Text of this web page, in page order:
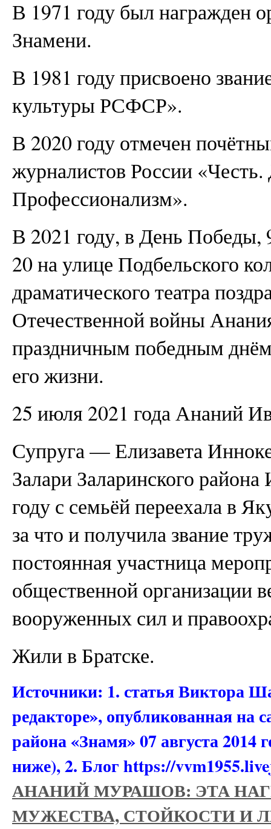
В 1971 году был награжден
Знамени.
В 1981 году присвоено
культуры РСФСР».
В 2020 году отмечен
журналистов России
Профессионализм».
В 2021 году, в День
20 на улице Подбельского
драматического театра
Отечественной войны
праздничным победным
его жизни.
25 июля 2021 года Ананий
Супруга — Елизавета
Залари Заларинского
году с семьёй переехала в
за что и получила звание
постоянная участница
общественной организации
вооруженных сил и
Жили в Братске.
Источники: 1. статья Виктора
редакторе», опубликованная на
района «Знамя» 07 августа 2014
ниже), 2. Блог https://
АНАНИЙ МУРАШОВ: ЭТА
МУЖЕСТВА, СТОЙКОСТИ И